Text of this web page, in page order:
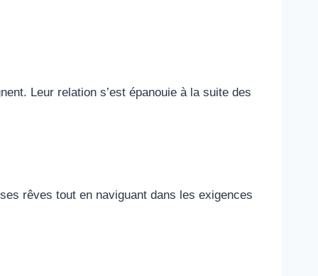
Leur relation s’est épanouie à la suite des
rêves tout en naviguant dans les exigences